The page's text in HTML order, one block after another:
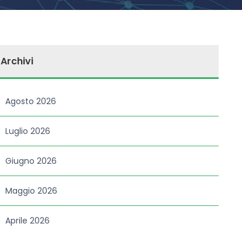
Archivi
Agosto 2026
Luglio 2026
Giugno 2026
Maggio 2026
Aprile 2026